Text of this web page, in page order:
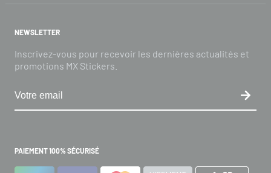
NEWSLETTER
Inscrivez-vous pour recevoir les dernières actualités et
promotions MX Stickers.
PAIEMENT 100% SÉCURISÉ